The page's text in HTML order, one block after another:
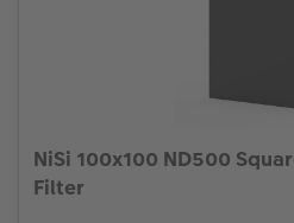
NiSi 100x100 ND500
Filter